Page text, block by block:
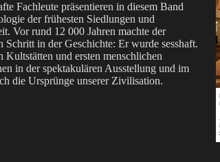
Fachleute präsentieren in diesem Band
der frühesten Siedlungen und
Vor rund 12 000 Jahren machte der
Schritt in der Geschichte: Er wurde sesshaft.
Kultstätten und ersten menschlichen
in der spektakulären Ausstellung und im
die Ursprünge unserer Zivilisation.